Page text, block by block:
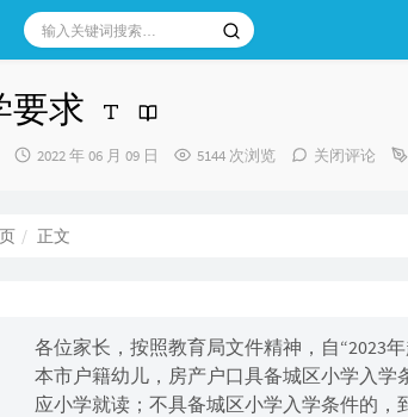
要求
发
2022 年 06 月 09 日 5144 次浏览 关闭评论
正文
各位家长，按照教育局文件精神，自“2023
本市户籍幼儿，房产户口具备城区小学入学
应小学就读；不具备城区小学入学条件的，